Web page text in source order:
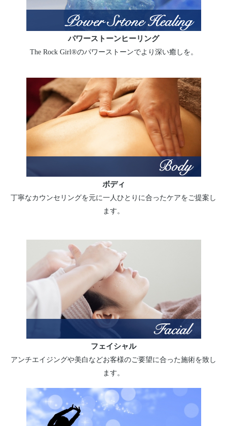
パワーストーンヒーリング
The Rock Girl®のパワーストーンでより深い癒しを。
ボディ
丁寧なカウンセリングを元に一人ひとりに合ったケアをご提案し
ます。
フェイシャル
アンチエイジングや美白などお客様のご要望に合った施術を致し
ます。